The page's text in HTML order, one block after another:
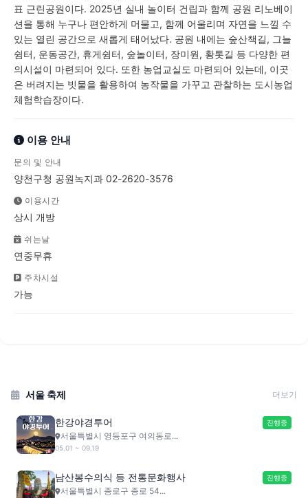
표 근린공원이다. 2025년 실내 놀이터 건립과 함께 공원 리노베이
션을 통해 누구나 편안하게 머물고, 함께 어울리며 자연을 느낄 수
있는 열린 공간으로 새롭게 태어났다. 공원 내에는 숲산책길, 그늘
쉼터, 운동공간, 휴게쉼터, 숲놀이터, 장미원, 황톳길 등 다양한 편
의시설이 마련되어 있다. 또한 농업교실도 마련되어 있는데, 이곳
은 버려지는 빗물을 활용하여 농작물을 가꾸고 관찰하는 도시농업
체험학습장이다.
이용 안내
문의 및 안내
양천구청 공원녹지과 02-2620-3576
이용시간
상시 개방
쉬는날
연중무휴
주차시설
가능
서울 축제 더보기
한강야경투어 진행중
서울특별시 영등포구 여의동로...
05.01 ~ 09.19
남산봉수의식 등 전통문화행사 진행중
서울특별시 종로구 종로 54...